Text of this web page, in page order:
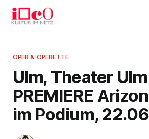
OPER & OPERETTE
Ulm, Theater
PREMIERE
im Podium,